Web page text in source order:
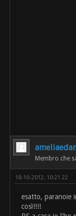
Membro che
18-10-2012, 10:21 22
esatto, paranoie
così!!!!